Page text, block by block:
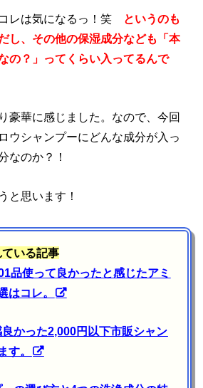
レは気になるっ！笑 というのも
し、その他の保湿成分なども「本
の？」ってくらい入ってるんで
豪華に感じました。なので、今回
シャンプーにどんな成分が入っ
なのか？！
と思います！
いる記事
品使って良かったと感じたアミ
はコレ。
かった2,000円以下市販シャン
す。